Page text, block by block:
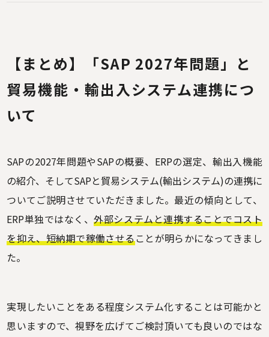
【まとめ】
「SAP 2027年問題」と
貿易機能・輸出入システム連携につ
いて
SAPの2027年問題やSAPの概要、ERPの選定、輸出入機能
の紹介、そしてSAPと貿易システム(輸出システム)の連携に
ついてご説明させていただきました。最近の傾向として、
ERP単独ではなく、外部システムと連携することでコスト
を抑え、短納期で稼働させることが明らかになってきまし
た。
実現したいことをある程度システム化することは可能かと
思いますので、視野を広げてご検討頂いても良いのではな